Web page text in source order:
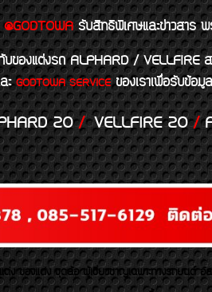
@GODTOWA รับสิทธิพิเศษและข่าวสาร
ของแต่งรถ ALPHARD / VELLFIRE ส
ะGODTOWA SERVICEของเราเพื่อรับข้อมู
20/VELLFIRE 20/
ของแต่ง ชุดล้อ ผู้เชี่ยวชาญเฉพาะทางรถยนต์ อั